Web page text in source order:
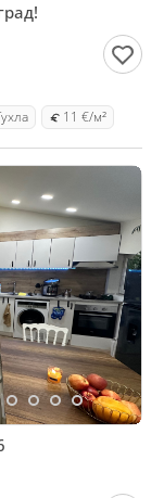
11 €/м²